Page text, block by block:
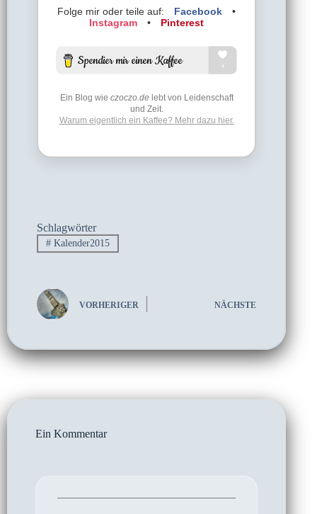
Folge mir oder teile auf: Facebook
•
Instagram
• Pinterest
Ein Blog wie czoczo.delebt von Leidenschaft
und Zeit.
Warum eigentlich ein Kaffee? Mehr dazu hier.
Schlagwörter
#Kalender2015
VORHERIGER NÄCHSTE
Ein Kommentar